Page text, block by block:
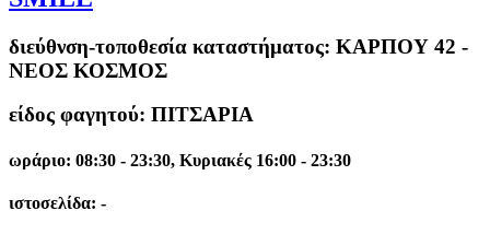
διεύθνση-τοποθεσία καταστήματος: ΚΑΡΠΟΥ 42 -
ΝΕΟΣ ΚΟΣΜΟΣ
είδος φαγητού: ΠΙΤΣΑΡΙΑ
ωράριο: 08:30 - 23:30, Κυριακές 16:00 - 23:30
ιστοσελίδα: -